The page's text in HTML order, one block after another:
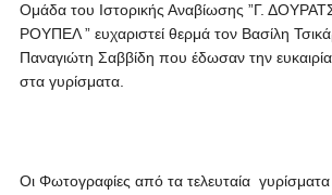
Ομάδα του Ιστορικής Αναβίωσης ”Γ.
ΡΟΥΠΕΛ ” ευχαριστεί θερμά τον Βασίλη
Παναγιώτη Σαββίδη που έδωσαν την
στα γυρίσματα.
Οι Φωτογραφίες από τα τελευταία